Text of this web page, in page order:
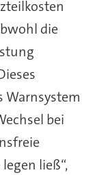
die
Warnsystem
bei
ließ“,